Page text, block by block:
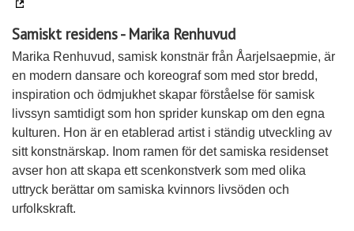
Samiskt residens - Marika Renhuvud
Marika Renhuvud, samisk konstnär från Åarjelsaepmie, är
en modern dansare och koreograf som med stor bredd,
inspiration och ödmjukhet skapar förståelse för samisk
livssyn samtidigt som hon sprider kunskap om den egna
kulturen. Hon är en etablerad artist i ständig utveckling av
sitt konstnärskap. Inom ramen för det samiska residenset
avser hon att skapa ett scenkonstverk som med olika
uttryck berättar om samiska kvinnors livsöden och
urfolkskraft.